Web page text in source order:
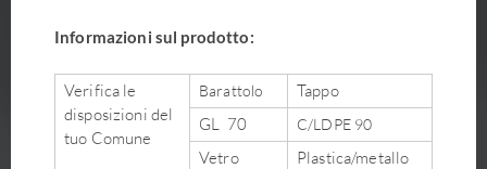
Informazioni sul prodotto:
Verifica le
disposizioni del
tuo Comune
Barattolo
Tappo
GL 70
C/LDPE 90
Vetro Plastica/metallo